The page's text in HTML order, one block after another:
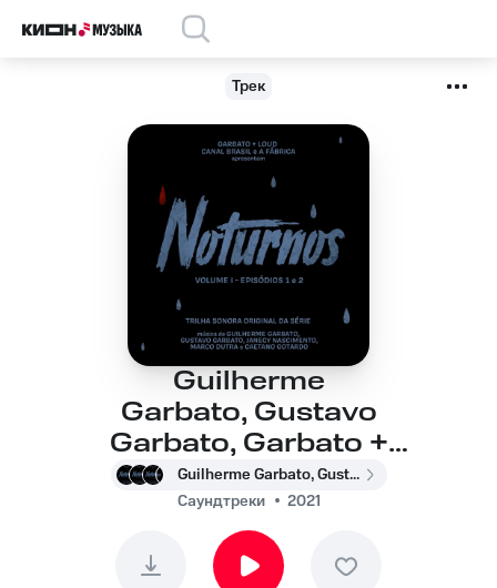
Трек
Guilherme
Garbato, Gustavo
Garbato, Garbato +
Loud, Marco
Dutra, Caetano
Gotardo, Rafa Kabelo
- Canto de Trabalho
Guilherme Garbato, Gustavo Garbato, Garbato + Loud, Marco Dutra, Caetano Gotardo, Rafa Kabelo
Саундтреки
2021